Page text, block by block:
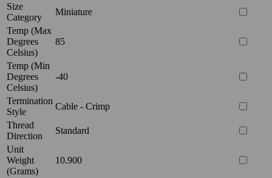
Size
Category
Miniature
Temp (Max
Degrees
Celsius)
85
Temp (Min
Degrees
Celsius)
-40
Termination
Style
Cable - Crimp
Thread
Direction
Standard
Unit
Weight
(Grams)
10.900